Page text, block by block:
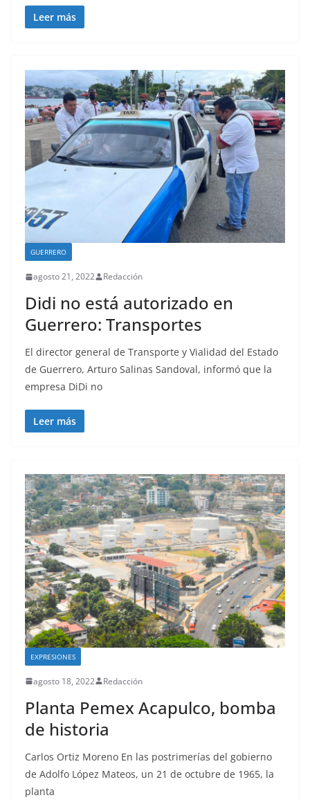
Leer más
GUERRERO
agosto 21, 2022 Redacción
Didi no está autorizado en
Guerrero: Transportes
El director general de Transporte y Vialidad del Estado
de Guerrero, Arturo Salinas Sandoval, informó que la
empresa DiDi no
Leer más
EXPRESIONES
agosto 18, 2022 Redacción
Planta Pemex Acapulco, bomba
de historia
Carlos Ortiz Moreno En las postrimerías del gobierno
de Adolfo López Mateos, un 21 de octubre de 1965, la
planta